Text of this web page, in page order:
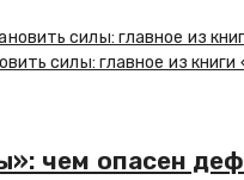
силы: главное из
чем опасен